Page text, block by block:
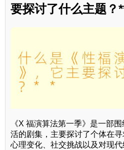
要探讨了什么主题？
《X 福演算法第一季》是一部
活的剧集，主要探讨了个体在
心理变化、社交挑战以及对现